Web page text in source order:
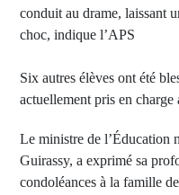
conduit au drame, laissant
choc, indique l’APS
Six autres élèves ont été
actuellement pris en
Le ministre de l’Éducation
Guirassy, a exprimé sa
condoléances à la famille